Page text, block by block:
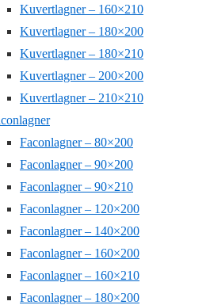
Kuvertlagner – 160×210
Kuvertlagner – 180×200
Kuvertlagner – 180×210
Kuvertlagner – 200×200
Kuvertlagner – 210×210
Faconlagner – 80×200
Faconlagner – 90×200
Faconlagner – 90×210
Faconlagner – 120×200
Faconlagner – 140×200
Faconlagner – 160×200
Faconlagner – 160×210
Faconlagner – 180×200